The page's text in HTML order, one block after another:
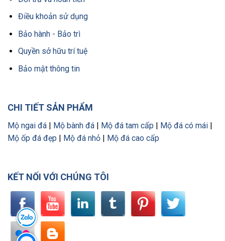
Điều khoản sử dụng
Bảo hành - Bảo trì
Quyền sở hữu trí tuệ
Bảo mật thông tin
CHI TIẾT SẢN PHẨM
Mộ ngai đá | Mộ bành đá | Mộ đá tam cấp | Mộ đá có mái |
Mộ ốp đá đẹp | Mộ đá nhỏ | Mộ đá cao cấp
KẾT NỐI VỚI CHÚNG TÔI